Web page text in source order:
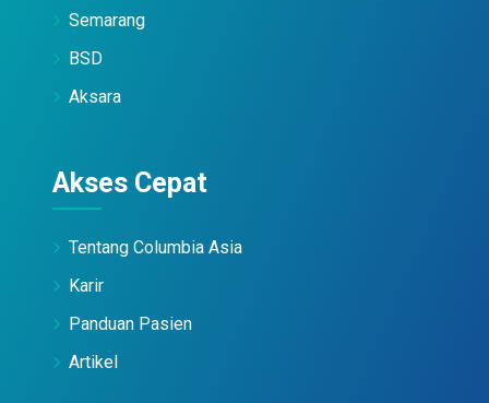
Semarang
BSD
Aksara
Akses Cepat
Tentang Columbia Asia
Karir
Panduan Pasien
Artikel